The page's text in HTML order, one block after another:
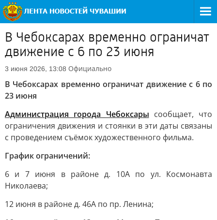
В Чебоксарах временно ограничат
движение с 6 по 23 июня
3 июня 2026, 13:08 Официально
В Чебоксарах временно ограничат движение с 6 по
23 июня
Администрация города Чебоксары сообщает, что
ограничения движения и стоянки в эти даты связаны
с проведением съёмок художественного фильма.
График ограничений:
6 и 7 июня в районе д. 10А по ул. Космонавта
Николаева;
12 июня в районе д. 46А по пр. Ленина;